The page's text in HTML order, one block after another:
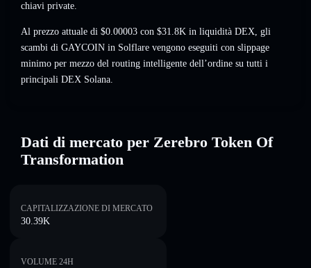
chiavi private.
Al prezzo attuale di $0.00003 con $31.8K in liquidità DEX, gli
scambi di GAYCOIN in Solflare vengono eseguiti con slippage
minimo per mezzo del routing intelligente dell’ordine su tutti i
principali DEX Solana.
Dati di mercato per Zerebro Token Of
Transformation
CAPITALIZZAZIONE DI MERCATO
30.39K
VOLUME 24H